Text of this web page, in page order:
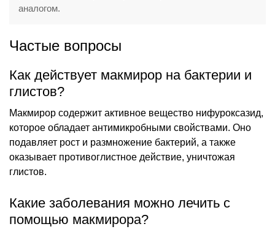
аналогом.
Частые вопросы
Как действует макмирор на бактерии и
глистов?
Макмирор содержит активное вещество нифуроксазид,
которое обладает антимикробными свойствами. Оно
подавляет рост и размножение бактерий, а также
оказывает противоглистное действие, уничтожая
глистов.
Какие заболевания можно лечить с
помощью макмирора?